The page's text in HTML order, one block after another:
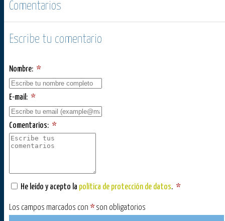
Comentarios
Escribe tu comentario
Nombre: *
E-mail: *
Comentarios: *
He leído y acepto la política de protección de datos. *
Los campos marcados con * son obligatorios